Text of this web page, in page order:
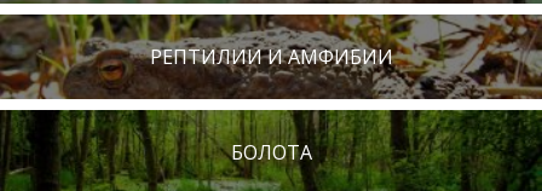
РЕПТИЛИИ И АМФИБИИ
БОЛОТА